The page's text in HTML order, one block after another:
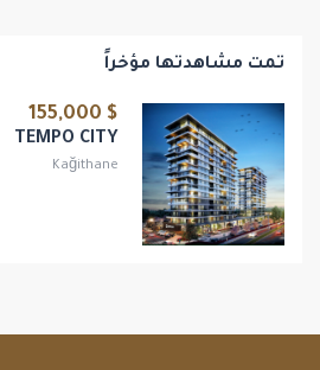
تمت مشاهدتها مؤخراً
$ 155,000
TEMPO CITY
Kağithane